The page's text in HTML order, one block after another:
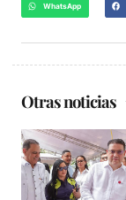
WhatsApp
Otras noticias